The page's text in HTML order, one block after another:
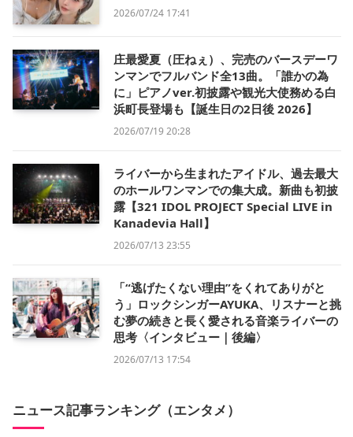
2026/07/24 17:41
庄最愛夏（圧ねぇ）、完売のバースデーワ
ンマンでフルバンド全13曲。「誰かの為
に」ピアノver.初披露や観光大使務める白
浜町長登場も【誕生日の2日後 2026】
2026/07/19 20:28
ライバーから生まれたアイドル、過去最大
のホールワンマンでの集大成。新曲も初披
露【321 IDOL PROJECT Special LIVE in
Kanadevia Hall】
2026/07/13 23:55
「“逃げたくない理由”をくれてありがと
う」ロックシンガーAYUKA、リスナーと挑
む夢の続きと長く愛される音楽ライバーの
思考〈インタビュー｜後編〉
2026/07/13 17:54
ニュース記事ランキング（エンタメ）